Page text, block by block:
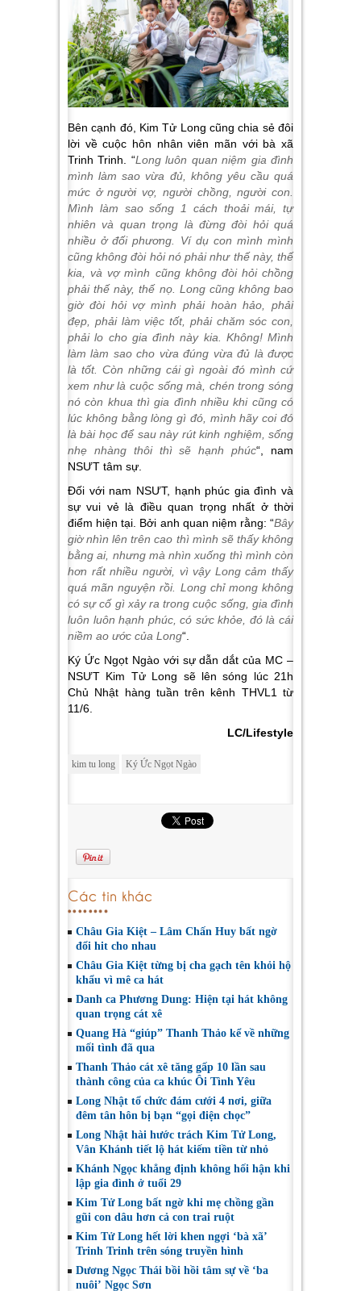
Bên cạnh đó, Kim Tử Long cũng chia sẻ đôi
lời về cuộc hôn nhân viên mãn với bà xã
Trinh Trinh. “Long luôn quan niệm gia đình
mình làm sao vừa đủ, không yêu cầu quá
mức ở người vợ, người chồng, người con.
Mình làm sao sống 1 cách thoải mái, tự
nhiên và quan trọng là đừng đòi hỏi quá
nhiều ở đối phương. Ví dụ con mình mình
cũng không đòi hỏi nó phải như thế này, thế
kia, và vợ mình cũng không đòi hỏi chồng
phải thế này, thế nọ. Long cũng không bao
giờ đòi hỏi vợ mình phải hoàn hảo, phải
đẹp, phải làm việc tốt, phải chăm sóc con,
phải lo cho gia đình này kia. Không! Mình
làm làm sao cho vừa đúng vừa đủ là được
là tốt. Còn những cái gì ngoài đó mình cứ
xem như là cuộc sống mà, chén trong sóng
nó còn khua thì gia đình nhiều khi cũng có
lúc không bằng lòng gì đó, mình hãy coi đó
là bài học để sau này rút kinh nghiệm, sống
nhẹ nhàng thôi thì sẽ hạnh phúc“, nam
NSƯT tâm sự.
Đối với nam NSƯT, hạnh phúc gia đình và
sự vui vẻ là điều quan trọng nhất ở thời
điểm hiện tại. Bởi anh quan niệm rằng: “Bây
giờ nhìn lên trên cao thì mình sẽ thấy không
bằng ai, nhưng mà nhìn xuống thì mình còn
hơn rất nhiều người, vì vậy Long cảm thấy
quá mãn nguyện rồi. Long chỉ mong không
có sự cố gì xảy ra trong cuộc sống, gia đình
luôn luôn hạnh phúc, có sức khỏe, đó là cái
niềm ao ước của Long“.
Ký Ức Ngọt Ngào với sự dẫn dắt của MC –
NSƯT Kim Tử Long sẽ lên sóng lúc 21h
Chủ Nhật hàng tuần trên kênh THVL1 từ
11/6.
LC/Lifestyle
kim tu long Ký Ức Ngọt Ngào
Các tin khác
Châu Gia Kiệt – Lâm Chấn Huy bất ngờ
đổi hit cho nhau
Châu Gia Kiệt từng bị cha gạch tên khỏi hộ
khẩu vì mê ca hát
Danh ca Phương Dung: Hiện tại hát không
quan trọng cát xê
Quang Hà “giúp” Thanh Thảo kể về những
mối tình đã qua
Thanh Thảo cát xê tăng gấp 10 lần sau
thành công của ca khúc Ôi Tình Yêu
Long Nhật tổ chức đám cưới 4 nơi, giữa
đêm tân hôn bị bạn “gọi điện chọc”
Long Nhật hài hước trách Kim Tử Long,
Vân Khánh tiết lộ hát kiếm tiền từ nhỏ
Khánh Ngọc khẳng định không hối hận khi
lập gia đình ở tuổi 29
Kim Tử Long bất ngờ khi mẹ chồng gần
gũi con dâu hơn cả con trai ruột
Kim Tử Long hết lời khen ngợi ‘bà xã’
Trinh Trinh trên sóng truyền hình
Dương Ngọc Thái bồi hồi tâm sự về ‘ba
nuôi’ Ngọc Sơn